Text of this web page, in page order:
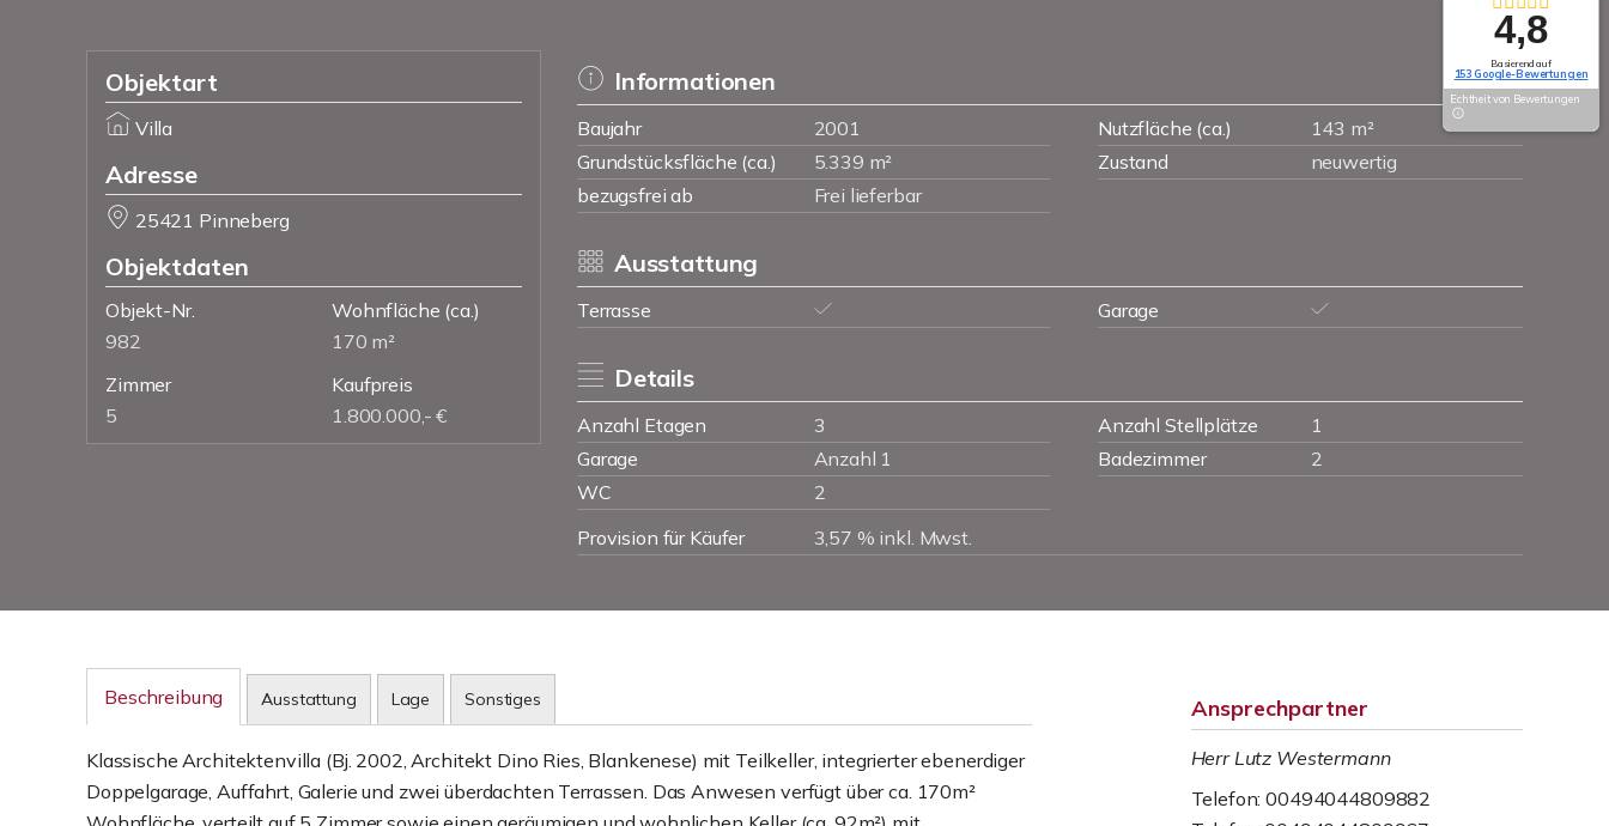
Objektart
Villa
Adresse
25421 Pinneberg
Objektdaten
Objekt-Nr.
982
Wohnfläche (ca.)
170 m²
Zimmer
5
Kaufpreis
1.800.000,- €
Informationen
Baujahr 2001 Nutzfläche (ca.)
143 m²
Grundstücksfläche (ca.)
5.339 m² Zustand
neuwertig
bezugsfrei ab
Frei lieferbar
Ausstattung
Terrasse Garage
Details
Anzahl Etagen 3 Anzahl Stellplätze
1
Garage
Anzahl 1 Badezimmer
2
WC
2
Provision für Käufer
3,57 % inkl. Mwst.
Beschreibung Ausstattung Lage Sonstiges
Klassische Architektenvilla (Bj. 2002, Architekt Dino Ries, Blankenese) mit Teilkeller, integrierter ebenerdiger
Doppelgarage, Auffahrt, Galerie und zwei überdachten Terrassen. Das Anwesen verfügt über ca. 170m²
Ansprechpartner
Herr Lutz Westermann
Telefon: 00494044809882
4,8
Basierend auf
153 Google-Bewertungen
Echtheit von Bewertungen